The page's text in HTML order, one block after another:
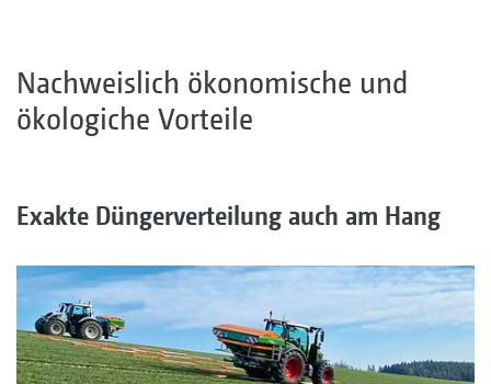
Nachweislich ökonomische und
ökologiche Vorteile
Exakte Düngerverteilung auch am Hang